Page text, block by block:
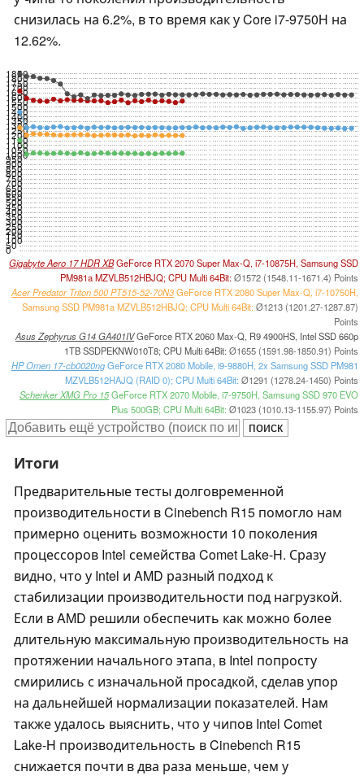
снизилась на 6.2%, в то время как у Core i7-9750H на
12.62%.
0
50
100
150
200
250
300
350
400
450
500
550
600
650
700
750
800
850
900
950
1000
1050
1100
1150
1200
1250
1300
1350
1400
1450
1500
1550
1600
1650
1700
1750
1800
1850
Gigabyte Aero 17 HDR XBGeForce RTX 2070 Super Max-Q, i7-10875H, Samsung SSD
PM981a MZVLB512HBJQ; CPU Multi 64Bit:Ø1572 (1548.11-1671.4) Points
Acer Predator Triton 500 PT515-52-70N3GeForce RTX 2080 Super Max-Q, i7-10750H,
Samsung SSD PM981a MZVLB512HBJQ; CPU Multi 64Bit:Ø1213 (1201.27-1287.87)
Points
Asus Zephyrus G14 GA401IVGeForce RTX 2060 Max-Q, R9 4900HS, Intel SSD 660p
1TB SSDPEKNW010T8; CPU Multi 64Bit: Ø1655 (1591.98-1850.91) Points
HP Omen 17-cb0020ngGeForce RTX 2080 Mobile, i9-9880H, 2x Samsung SSD PM981
MZVLB512HAJQ (RAID 0); CPU Multi 64Bit: Ø1291 (1278.24-1450) Points
Schenker XMG Pro 15GeForce RTX 2070 Mobile, i7-9750H, Samsung SSD 970 EVO
Plus 500GB; CPU Multi 64Bit: Ø1023 (1010.13-1155.97) Points
Итоги
Предварительные тесты долговременной
производительности в Cinebench R15 помогло нам
примерно оценить возможности 10 поколения
процессоров Intel семейства Comet Lake-H. Сразу
видно, что у Intel и AMD разный подход к
стабилизации производительности под нагрузкой.
Если в AMD решили обеспечить как можно более
длительную максимальную производительность на
протяжении начального этапа, в Intel попросту
смирились с изначальной просадкой, сделав упор
на дальнейшей нормализации показателей. Нам
также удалось выяснить, что у чипов Intel Comet
Lake-H производительность в Cinebench R15
снижается почти в два раза меньше, чем у